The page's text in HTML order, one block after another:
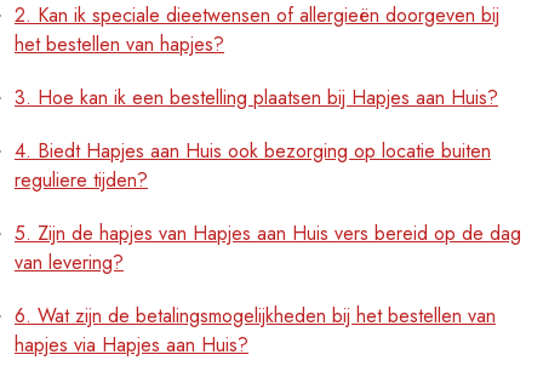
2. Kan ik speciale dieetwensen of allergieën doorgeven bij
het bestellen van hapjes?
3. Hoe kan ik een bestelling plaatsen bij Hapjes aan Huis?
4. Biedt Hapjes aan Huis ook bezorging op locatie buiten
reguliere tijden?
5. Zijn de hapjes van Hapjes aan Huis vers bereid op de dag
van levering?
6. Wat zijn de betalingsmogelijkheden bij het bestellen van
hapjes via Hapjes aan Huis?